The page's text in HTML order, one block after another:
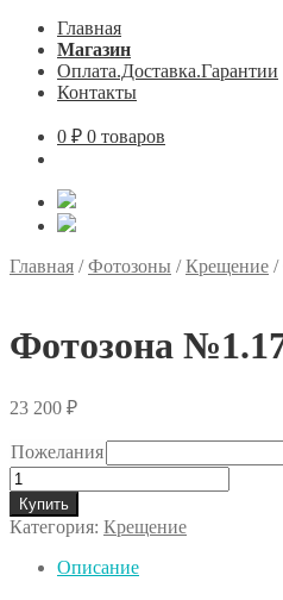
Главная
Магазин
Оплата.Доставка.Гарантии
Контакты
0 ₽ 0 товаров
Главная /Фотозоны /Крещение /
Фотозона
23 200 ₽
Пожелания
Количество
товара
Фотозона
№1.170
Купить
Категория: Крещение
Описание